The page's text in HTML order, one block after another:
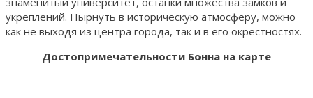
укреплений. Нырнуть в историческую атмосферу, можно
как не выходя из центра города, так и в его окрестностях.
Достопримечательности Бонна на карте